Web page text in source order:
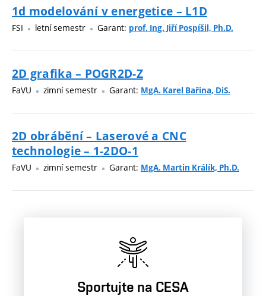
1d modelování v energetice – L1D
FSI letní semestr Garant: prof. Ing. Jiří Pospíšil, Ph.D.
2D grafika – POGR2D-Z
FaVU zimní semestr Garant: MgA. Karel Bařina, DiS.
2D obrábění – Laserové a CNC
technologie – 1-2DO-1
FaVU zimní semestr Garant: MgA. Martin Králík, Ph.D.
Sportujte na CESA